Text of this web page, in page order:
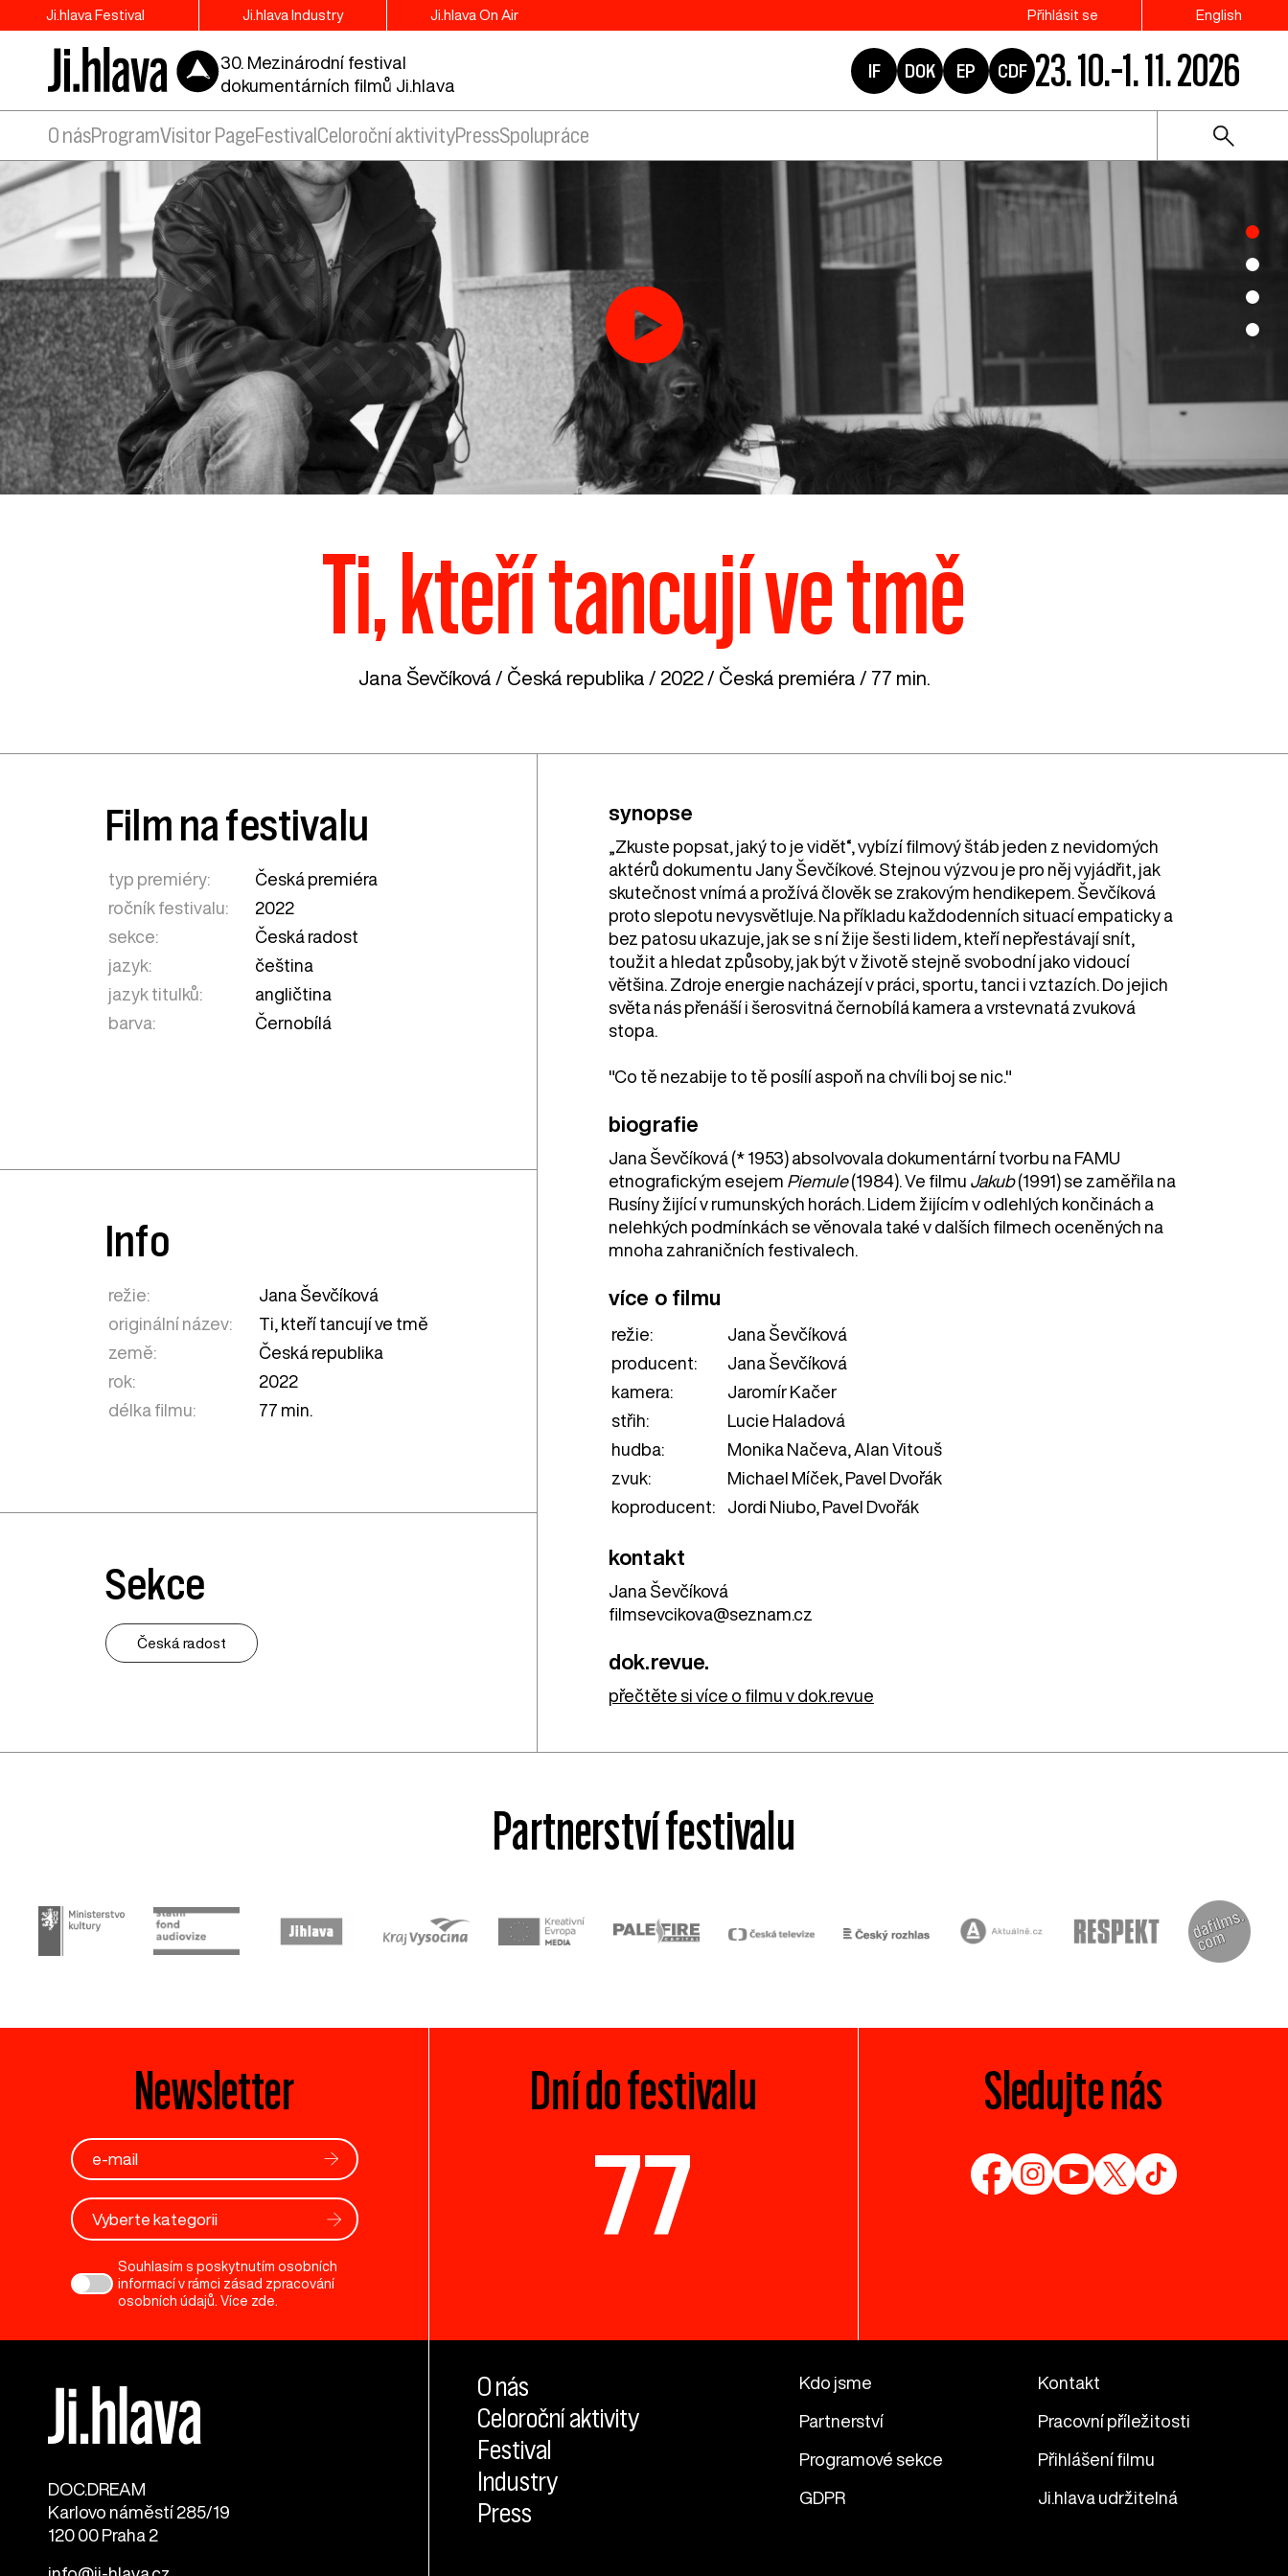
Ji.hlava Festival Ji.hlava Industry Ji.hlava On Air Přihlásit se English
30. Mezinárodní festival
dokumentárních filmů Ji.hlava
IF DOK EP CDF 23. 10.–1. 11. 2026
O násProgramVisitor PageFestival Celoroční aktivityPressSpolupráce
Ti, kteří tancují ve tmě
Jana Ševčíková / Česká republika / 2022 / Česká premiéra / 77 min.
synopse
„Zkuste popsat, jaký to je vidět“, vybízí filmový štáb jeden z nevidomých
aktérů dokumentu Jany Ševčíkové. Stejnou výzvou je pro něj vyjádřit, jak
skutečnost vnímá a prožívá člověk se zrakovým hendikepem. Ševčíková
proto slepotu nevysvětluje. Na příkladu každodenních situací empaticky a
bez patosu ukazuje, jak se s ní žije šesti lidem, kteří nepřestávají snít,
toužit a hledat způsoby, jak být v životě stejně svobodní jako vidoucí
většina. Zdroje energie nacházejí v práci, sportu, tanci i vztazích. Do jejich
světa nás přenáší i šerosvitná černobílá kamera a vrstevnatá zvuková
stopa.
"Co tě nezabije to tě posílí aspoň na chvíli boj se nic."
biografie
Jana Ševčíková (* 1953) absolvovala dokumentární tvorbu na FAMU
etnografickým esejem Piemule(1984). Ve filmu Jakub(1991) se zaměřila na
Rusíny žijící v rumunských horách. Lidem žijícím v odlehlých končinách a
nelehkých podmínkách se věnovala také v dalších filmech oceněných na
mnoha zahraničních festivalech.
více o filmu
režie:
Jana Ševčíková
producent:
Jana Ševčíková
kamera:
Jaromír Kačer
střih:
Lucie Haladová
hudba:
Monika Načeva, Alan Vitouš
zvuk:
Michael Míček, Pavel Dvořák
koproducent:
Jordi Niubo, Pavel Dvořák
kontakt
Jana Ševčíková
filmsevcikova@seznam.cz
dok.revue.
přečtěte si více o filmu v dok.revue
Film na festivalu
typ premiéry:
Česká premiéra
ročník festivalu:
2022
sekce:
Česká radost
jazyk:
čeština
jazyk titulků:
angličtina
barva:
Černobílá
Info
režie:
Jana Ševčíková
originální název:
Ti, kteří tancují ve tmě
země:
Česká republika
rok:
2022
délka filmu:
77 min.
Sekce
Česká radost
Partnerství festivalu
Newsletter
Vyberte kategorii
Souhlasím s poskytnutím osobních
informací v rámci zásad zpracování
osobních údajů. Více zde
Dní do festivalu
77
Sledujte nás
DOC.DREAM​
Karlovo náměstí 285/19
120 00 Praha 2
O nás
Celoroční aktivity
Festival
Industry
Press
Kdo jsme Kontakt
Partnerství Pracovní příležitosti
Programové sekce Přihlášení filmu
GDPR Ji.hlava udržitelná